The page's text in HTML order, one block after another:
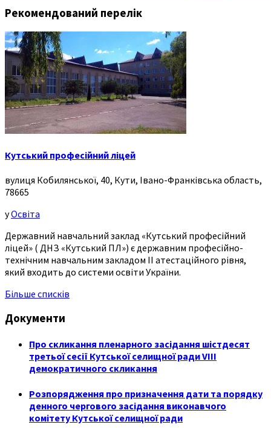
Рекомендований перелік
Кутський професійний ліцей
вулиця Кобилянської, 40, Кути, Івано-Франківська область,
78665
уОсвіта
Державний навчальний заклад «Кутський професійний
ліцей» ( ДНЗ «Кутський ПЛ») є державним професійно-
технічним навчальним закладом ІІ атестаційного рівня,
який входить до системи освіти України.
Більше списків
Документи
Про скликання пленарного засідання шістдесят
третьої сесії Кутської селищної ради VIII
демократичного скликання
Розпорядження про призначення дати та порядку
денного чергового засідання виконавчого
комітету Кутської селищної ради